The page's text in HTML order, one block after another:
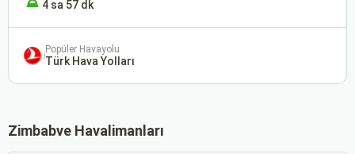
4 sa 57 dk
Popüler Havayolu
Türk Hava Yolları
Zimbabve Havalimanları